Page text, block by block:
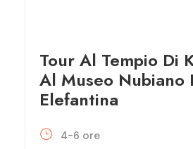
Tour Al Tempio Di
Al Museo Nubiano
Elefantina
4-6 ore